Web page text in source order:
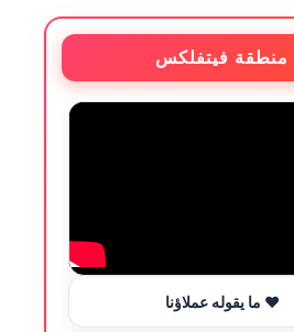
منطقة فيتفلكس
ما يقوله عملاؤنا ❤️